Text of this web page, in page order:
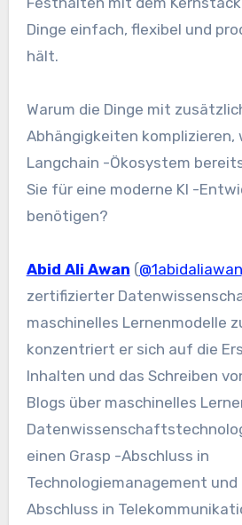
Dinge einfach, flexibel und
hält.
Warum die Dinge mit
Abhängigkeiten komplizieren,
Langchain -Ökosystem
Sie für eine moderne KI -
benötigen?
Abid Ali Awan (@1abidaliawan
zertifizierter
maschinelles Lernenmodelle
konzentriert er sich auf die
Inhalten und das Schreiben
Blogs über maschinelles
einen Grasp -Abschluss in
Technologiemanagement und
Abschluss in